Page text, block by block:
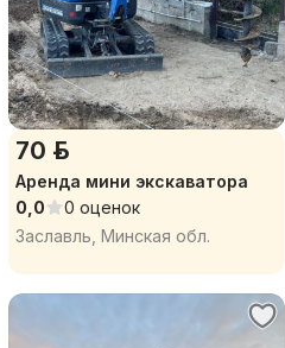
70 р.
Аренда мини экскаватора
0,0
0 оценок
Заславль, Минская обл.